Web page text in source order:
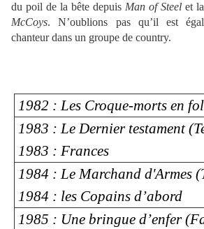
du poil de la bête depuis Man of Steel et
McCoys. N’oublions pas qu’il est
chanteur dans un groupe de country.
1982 : Les Croque-morts en
1983 : Le Dernier testament
1983 : Frances
1984 : Le Marchand d'Armes
1984 : les Copains d’abord
1985 : Une bringue d’enfer